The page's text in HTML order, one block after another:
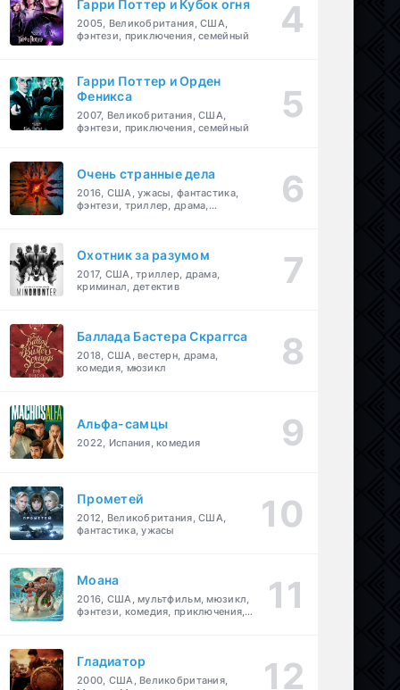
Гарри Поттер и Кубок огня
2005, Великобритания, США,
фэнтези, приключения, семейный
Гарри Поттер и Орден
Феникса
2007, Великобритания, США,
фэнтези, приключения, семейный
Очень странные дела
2016, США, ужасы, фантастика,
фэнтези, триллер, драма,
Охотник за разумом
2017, США, триллер, драма,
криминал, детектив
Баллада Бастера Скраггса
2018, США, вестерн, драма,
комедия, мюзикл
Альфа-самцы
2022, Испания, комедия
Прометей
2012, Великобритания, США,
фантастика, ужасы
Моана
2016, США, мультфильм, мюзикл,
фэнтези, комедия, приключения,
Гладиатор
2000, США, Великобритания,